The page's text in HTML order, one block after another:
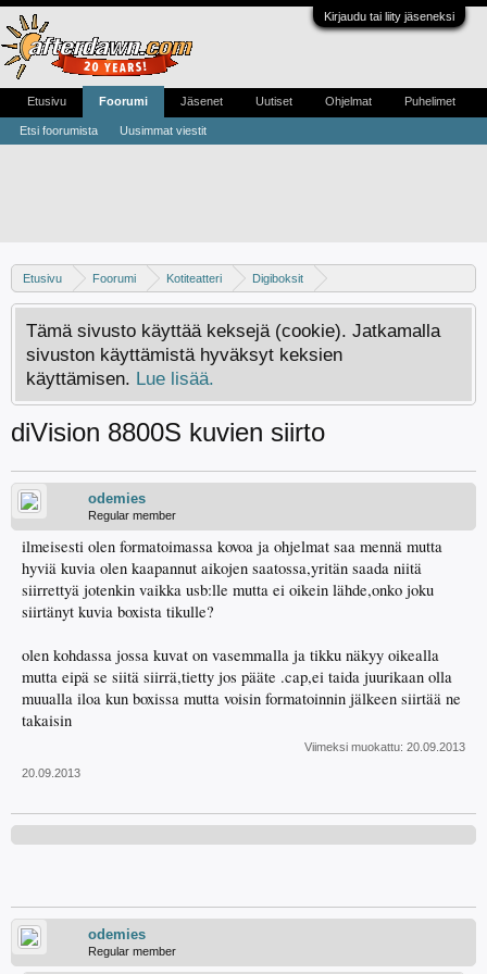
Kirjaudu tai liity jäseneksi
Etusivu Foorumi Kotiteatteri
Digiboksit
Keskustelua kaapeliverkon digibokseista
Tämä sivusto käyttää keksejä (cookie). Jatkamalla
sivuston käyttämistä hyväksyt keksien
käyttämisen. Lue lisää.
diVision 8800S kuvien siirto
odemies
Regular member
ilmeisesti olen formatoimassa kovoa ja ohjelmat saa mennä mutta
hyviä kuvia olen kaapannut aikojen saatossa,yritän saada niitä
siirrettyä jotenkin vaikka usb:lle mutta ei oikein lähde,onko joku
siirtänyt kuvia boxista tikulle?
olen kohdassa jossa kuvat on vasemmalla ja tikku näkyy oikealla
mutta eipä se siitä siirrä,tietty jos pääte .cap,ei taida juurikaan olla
muualla iloa kun boxissa mutta voisin formatoinnin jälkeen siirtää ne
takaisin
Viimeksi muokattu: 20.09.2013
20.09.2013
odemies
Regular member
Etusivu Foorumi
Etsi foorumista Uusimmat viestit
Jäsenet Uutiset Ohjelmat Puhelimet